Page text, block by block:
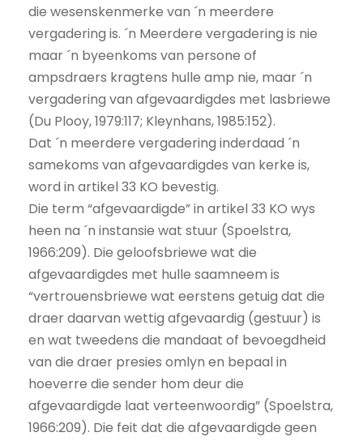
die wesenskenmerke van ´n meerdere
vergadering is. ´n Meerdere vergadering is nie
maar ´n byeenkoms van persone of
ampsdraers kragtens hulle amp nie, maar ´n
vergadering van afgevaardigdes met lasbriewe
(Du Plooy, 1979:117; Kleynhans, 1985:152).
Dat ´n meerdere vergadering inderdaad ´n
samekoms van afgevaardigdes van kerke is,
word in artikel 33 KO bevestig.
Die term “afgevaardigde” in artikel 33 KO wys
heen na ´n instansie wat stuur (Spoelstra,
1966:209). Die geloofsbriewe wat die
afgevaardigdes met hulle saamneem is
“vertrouensbriewe wat eerstens getuig dat die
draer daarvan wettig afgevaardig (gestuur) is
en wat tweedens die mandaat of bevoegdheid
van die draer presies omlyn en bepaal in
hoeverre die sender hom deur die
afgevaardigde laat verteenwoordig” (Spoelstra,
1966:209). Die feit dat die afgevaardigde geen